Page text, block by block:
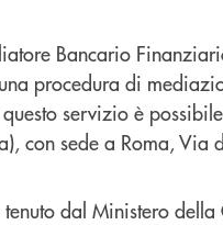
Bancario
procedura di
servizio è
con sede a Roma,
dal Ministero